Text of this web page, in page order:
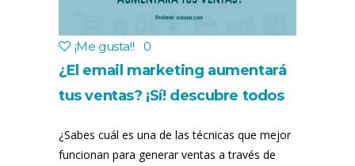
¡Me gusta!! 0
¿El email marketing aumentará
tus ventas? ¡Sí! descubre todos
¿Sabes cuál es una de las técnicas que mejor
funcionan para generar ventas a través de